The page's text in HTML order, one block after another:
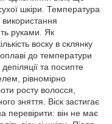
шкіри. Температура
руками. Як
воску в склянку
до температури
та посипте
рівномірно
росту волосся,
зняття. Віск застигає
перевірити: він не має